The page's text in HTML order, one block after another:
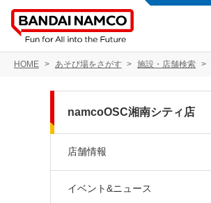
HOME あそび場をさがす 施設・店舗検索
namcoOSC湘南シティ店
店舗情報
イベント&ニュース